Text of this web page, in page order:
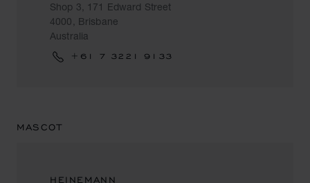
Shop 3, 171 Edward Street
4000, Brisbane
Australia
+61 7 3221 9133
MASCOT
HEINEMANN